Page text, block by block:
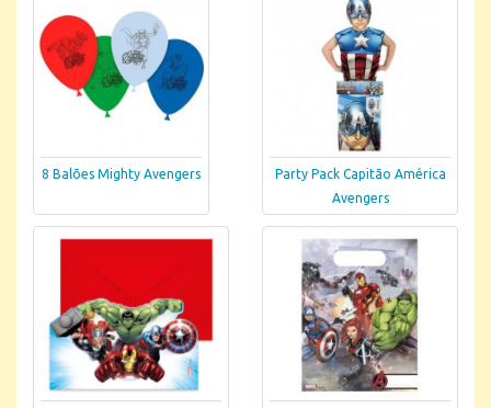
8 Balões Mighty Avengers
Party Pack Capitão América
Avengers